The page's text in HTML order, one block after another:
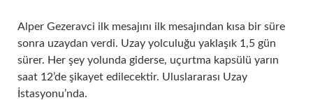
Alper Gezeravci ilk mesajını ilk mesajından kısa bir süre
sonra uzaydan verdi. Uzay yolculuğu yaklaşık 1,5 gün
sürer. Her şey yolunda giderse, uçurtma kapsülü yarın
saat 12’de şikayet edilecektir. Uluslararası Uzay
İstasyonu’nda.